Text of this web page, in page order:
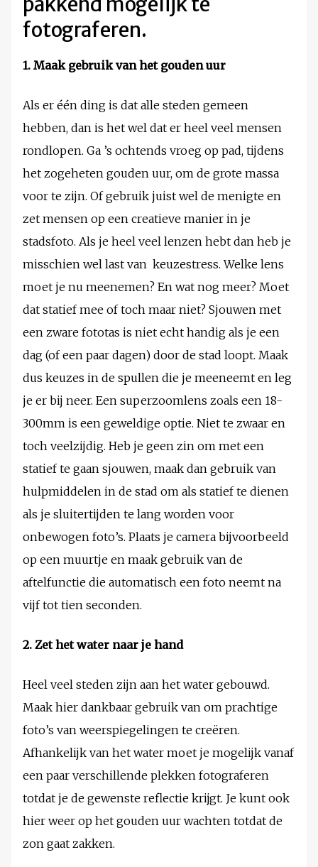
fotograferen.
1. Maak gebruik van het gouden uur
Als er één ding is dat alle steden gemeen
hebben, dan is het wel dat er heel veel mensen
rondlopen. Ga ’s ochtends vroeg op pad, tijdens
het zogeheten gouden uur, om de grote massa
voor te zijn. Of gebruik juist wel de menigte en
zet mensen op een creatieve manier in je
stadsfoto. Als je heel veel lenzen hebt dan heb je
misschien wel last van keuzestress. Welke lens
moet je nu meenemen? En wat nog meer? Moet
dat statief mee of toch maar niet? Sjouwen met
een zware fototas is niet echt handig als je een
dag (of een paar dagen) door de stad loopt. Maak
dus keuzes in de spullen die je meeneemt en leg
je er bij neer. Een superzoomlens zoals een 18-
300mm is een geweldige optie. Niet te zwaar en
toch veelzijdig. Heb je geen zin om met een
statief te gaan sjouwen, maak dan gebruik van
hulpmiddelen in de stad om als statief te dienen
als je sluitertijden te lang worden voor
onbewogen foto’s. Plaats je camera bijvoorbeeld
op een muurtje en maak gebruik van de
aftelfunctie die automatisch een foto neemt na
vijf tot tien seconden.
2. Zet het water naar je hand
Heel veel steden zijn aan het water gebouwd.
Maak hier dankbaar gebruik van om prachtige
foto’s van weerspiegelingen te creëren.
Afhankelijk van het water moet je mogelijk vanaf
een paar verschillende plekken fotograferen
totdat je de gewenste reflectie krijgt. Je kunt ook
hier weer op het gouden uur wachten totdat de
zon gaat zakken.